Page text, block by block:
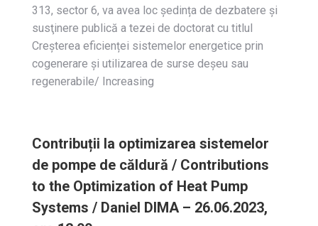
313, sector 6, va avea loc ședința de dezbatere și
susţinere publică a tezei de doctorat cu titlul
Creșterea eficienței sistemelor energetice prin
cogenerare și utilizarea de surse deșeu sau
regenerabile/ Increasing
Contribuții la optimizarea sistemelor
de pompe de căldură / Contributions
to the Optimization of Heat Pump
Systems / Daniel DIMA – 26.06.2023,